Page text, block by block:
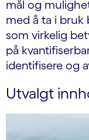
mål og
med å ta i bruk
som virkelig
på
identifisere og
Utvalgt